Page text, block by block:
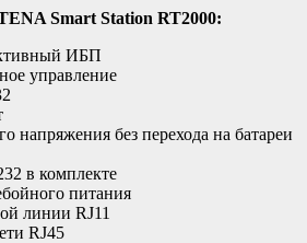
Smart Station RT2000:
ИБП
управление
напряжения без перехода на батареи
в комплекте
питания
линии RJ11
RJ45